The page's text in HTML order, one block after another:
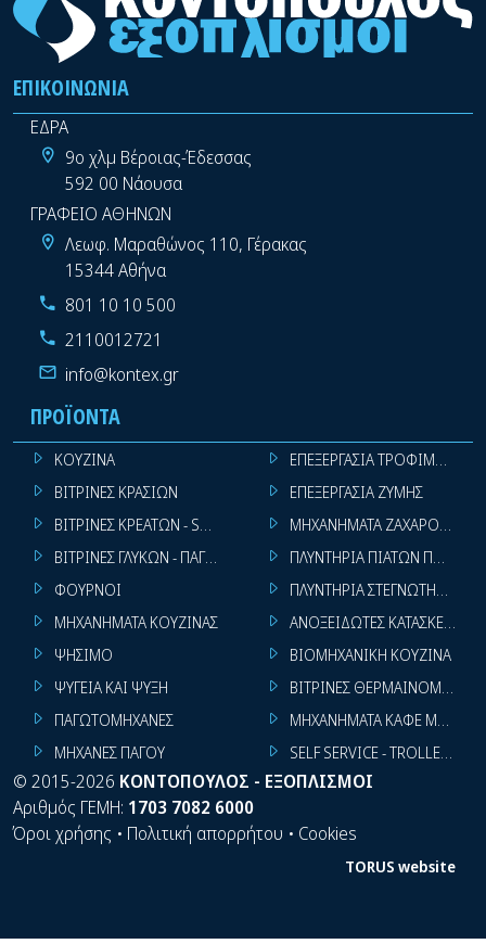
ΕΠΙΚΟΙΝΩΝΊΑ
ΕΔΡΑ
9ο χλμ Βέροιας-Έδεσσας
592 00 Νάουσα
ΓΡΑΦΕΙΟ ΑΘΗΝΩΝ
Λεωφ. Μαραθώνος 110, Γέρακας
15344 Αθήνα
801 10 10 500
2110012721
info@kontex.gr
ΠΡΟΪΌΝΤΑ
ΚΟΥΖΙΝΑ
ΒΙΤΡΙΝΕΣ ΚΡΑΣΙΩΝ
ΒΙΤΡΙΝΕΣ ΚΡΕΑΤΩΝ - SUPER MARKET
ΒΙΤΡΙΝΕΣ ΓΛΥΚΩΝ - ΠΑΓΩΤΩΝ
ΦΟΥΡΝΟΙ
ΜΗΧΑΝΗΜΑΤΑ ΚΟΥΖΙΝΑΣ
ΨΗΣΙΜΟ
ΨΥΓΕΙΑ ΚΑΙ ΨΥΞΗ
ΠΑΓΩΤΟΜΗΧΑΝΕΣ
ΜΗΧΑΝΕΣ ΠΑΓΟΥ
ΕΠΕΞΕΡΓΑΣΙΑ ΤΡΟΦΙΜΩΝ
ΕΠΕΞΕΡΓΑΣΙΑ ΖΥΜΗΣ
ΜΗΧΑΝΗΜΑΤΑ
ΠΛΥΝΤΗΡΙΑ ΠΙΑΤΩΝ
ΠΛΥΝΤΗΡΙΑ ΣΤΕΓΝΩΤΗΡΙΑ
ΑΝΟΞΕΙΔΩΤΕΣ ΚΑΤΑΣΚΕΥΕΣ
ΒΙΟΜΗΧΑΝΙΚΗ ΚΟΥΖΙΝΑ
ΒΙΤΡΙΝΕΣ ΘΕΡΜΑΙΝΟΜΕΝΕΣ
ΜΗΧΑΝΗΜΑΤΑ ΚΑΦΕ ΜΠΑΡ
SELF SERVICE - TROLLEY -
© 2015-2026 ΚΟΝΤΟΠΟΥΛΟΣ - ΕΞΟΠΛΙΣΜΟΙ
Αριθμός ΓΕΜΗ: 1703 7082 6000
Όροι χρήσης • Πολιτική απορρήτου • Cookies
TORUS website